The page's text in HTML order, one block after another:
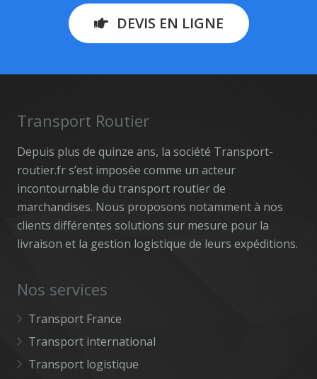
DEVIS EN LIGNE
Transport Routier
Depuis plus de quinze ans, la société Transport-
routier.fr s’est imposée comme un acteur
incontournable du transport routier de
marchandises. Nous proposons notamment à nos
clients différentes solutions sur mesure pour la
livraison et la gestion logistique de leurs expéditions.
Nos services
Transport France
Transport international
Transport logistique